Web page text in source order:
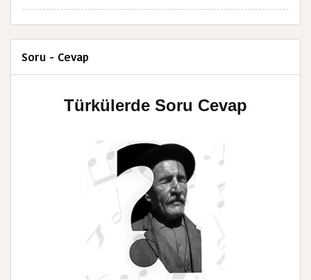
Soru - Cevap
Türkülerde Soru Cevap